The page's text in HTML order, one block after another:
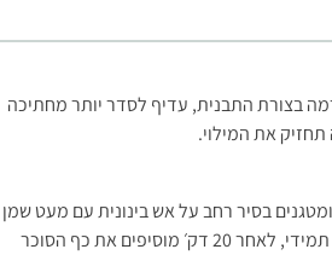
בצורת התבנית, עדיף לסדר יותר מחתיכה
את המילוי.
בסיר רחב על אש בינונית עם מעט שמן
למשך 20 דק׳ ותוך כדי ערבוב תמידי, לאחר 20 דק׳ מוסיפים את כף הסוכר